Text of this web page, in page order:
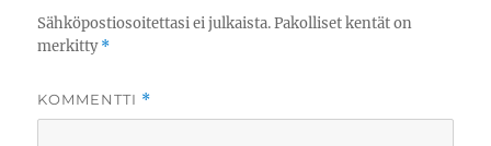
Sähköpostiosoitettasi ei julkaista. Pakolliset kentät on
merkitty*
KOMMENTTI *